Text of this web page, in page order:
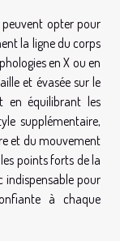
opter pour
la ligne du corps
en X ou en
et évasée sur le
équilibrant les
supplémentaire,
et du mouvement
points forts de la
indispensable pour
à chaque